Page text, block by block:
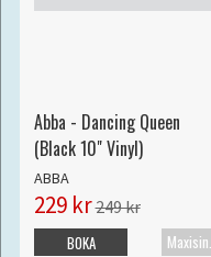
Abba - Dancing Queen
(Black 10" Vinyl)
ABBA
229 kr249 kr
BOKA